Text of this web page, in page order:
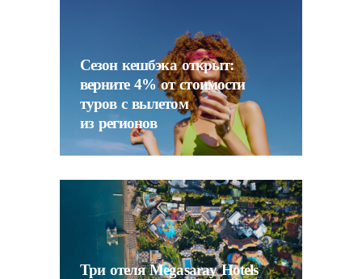
Сезон кешбэка открыт:
верните 4% от стоимости
туров с вылетом
из регионов
Три отеля Megasaray Hotels